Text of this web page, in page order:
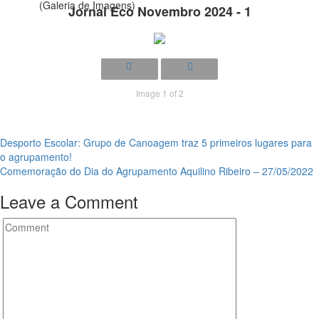
(Galeria de Imagens)
Jornal Eco Novembro 2024 - 1
Image 1 of 2
Navegação
de
artigos
Desporto Escolar: Grupo de Canoagem traz 5 primeiros lugares para
o agrupamento!
Comemoração do Dia do Agrupamento Aquilino Ribeiro – 27/05/2022
Leave a Comment
the website
to function.
Statistics
In order for